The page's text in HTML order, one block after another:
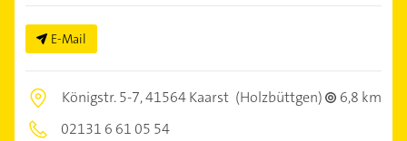
E-Mail
Königstr. 5-7,41564 Kaarst (Holzbüttgen)
6,8 km
02131 6 61 05 54